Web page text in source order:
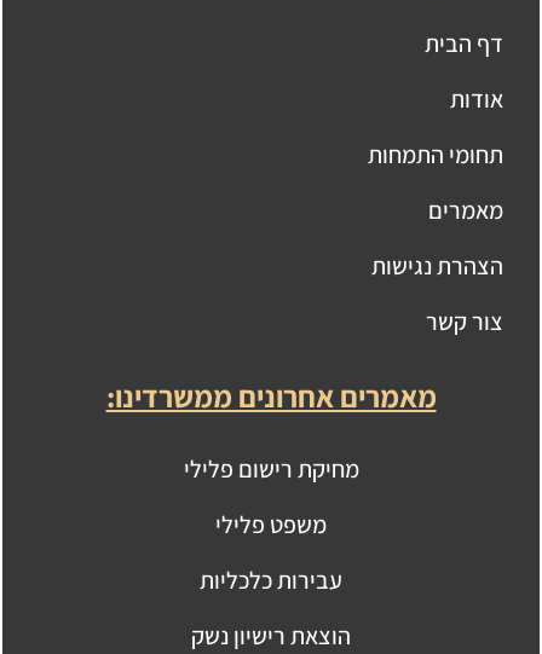
דף הבית
אודות
תחומי התמחות
מאמרים
הצהרת נגישות
צור קשר
מאמרים אחרונים ממשרדינו:
מחיקת רישום פלילי
משפט פלילי
עבירות כלכליות
הוצאת רישיון נשק